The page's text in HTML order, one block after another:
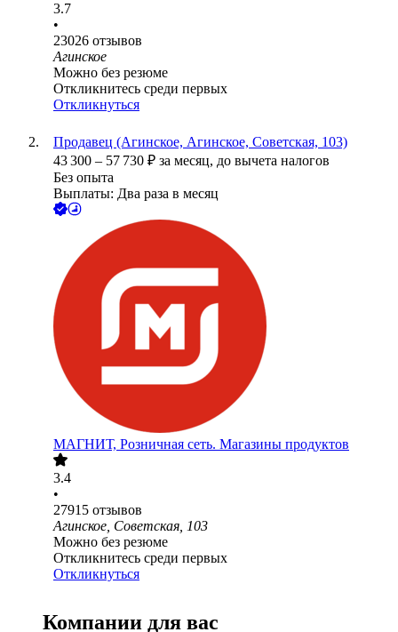
3.7
•
23026 отзывов
Агинское
Можно без резюме
Откликнитесь среди первых
Откликнуться
Продавец (Агинское, Агинское, Советская, 103)
43 300 – 57 730 ₽ за месяц, до вычета налогов
Без опыта
Выплаты: Два раза в месяц
МАГНИТ, Розничная сеть. Магазины продуктов
3.4
•
27915 отзывов
Агинское, Советская, 103
Можно без резюме
Откликнитесь среди первых
Откликнуться
Компании для вас